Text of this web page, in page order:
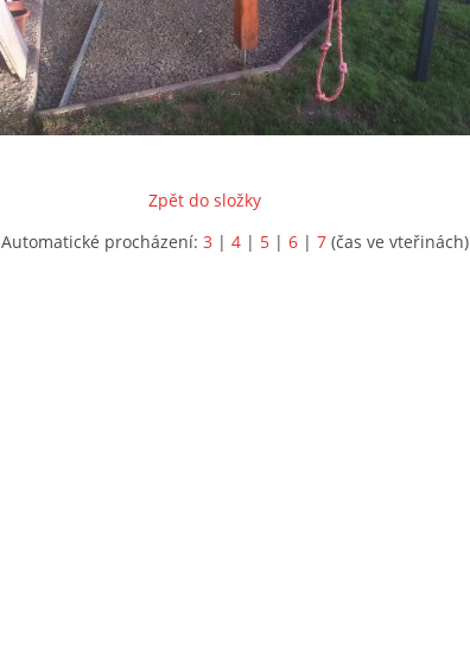
Zpět do složky
Automatické procházení: 3 | 4 | 5 | 6 | 7 (čas ve vteřinách)